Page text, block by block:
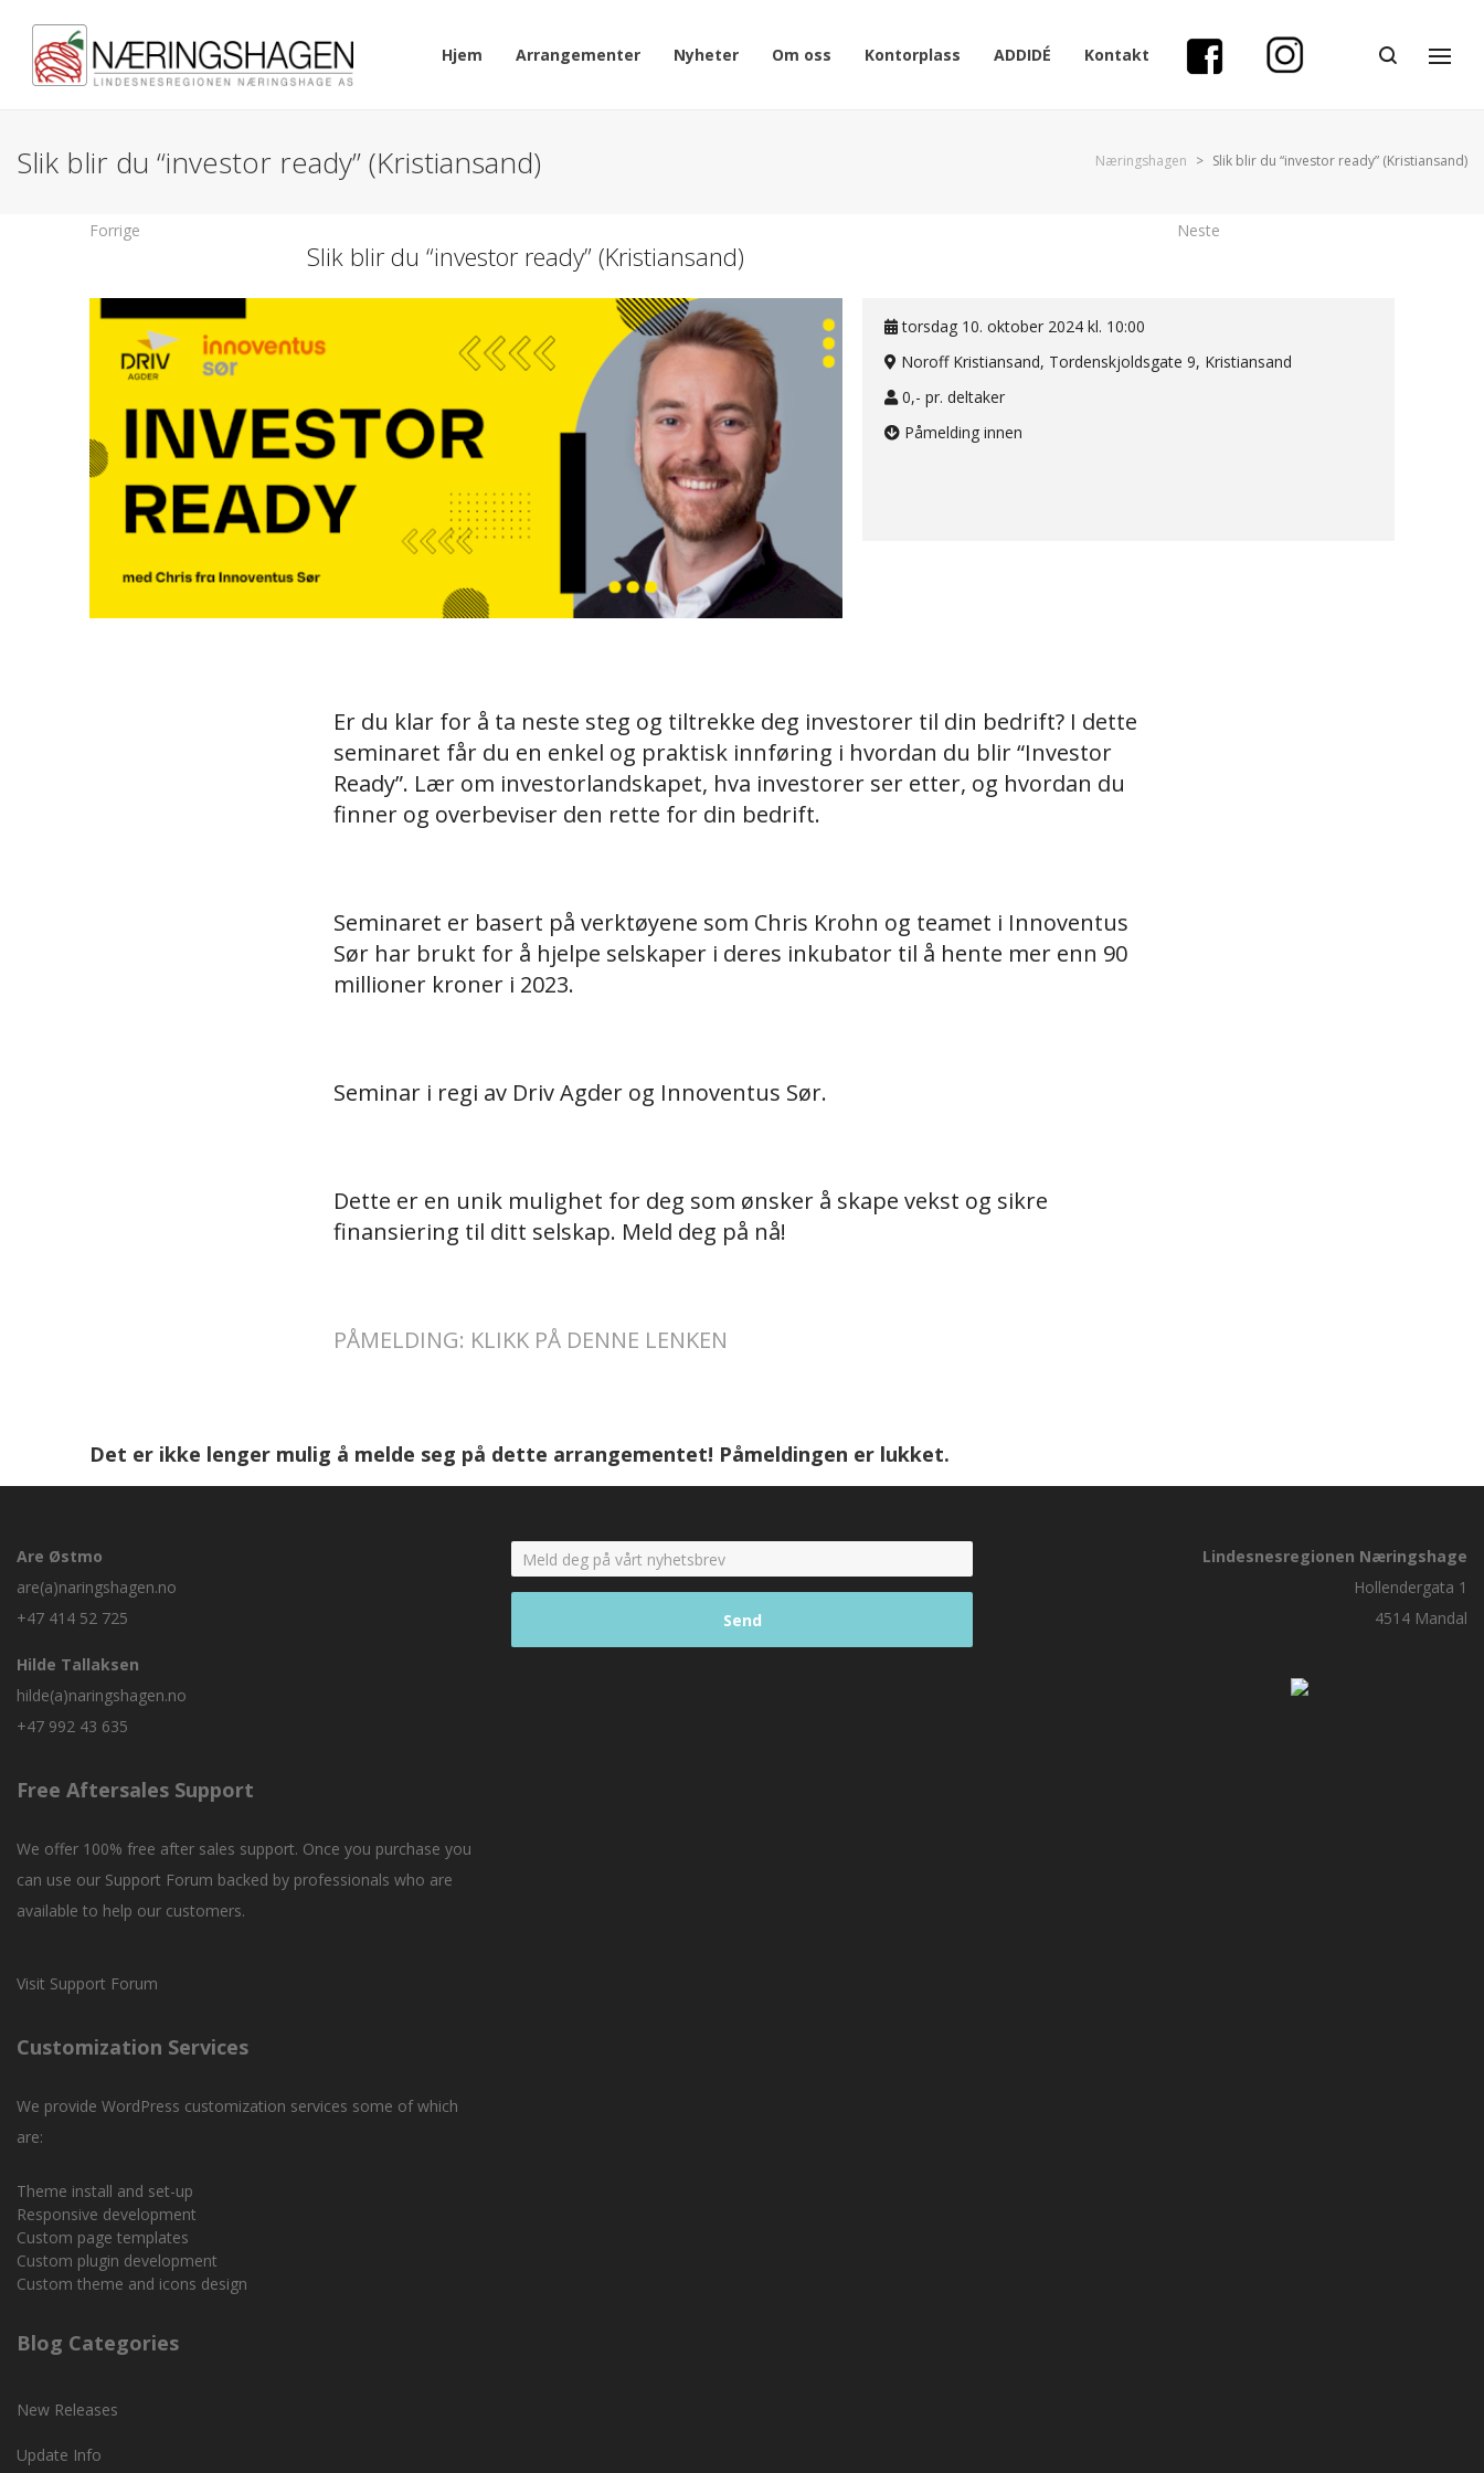
Hjem Arrangementer Nyheter Om oss Kontorplass ADDIDÉ Kontakt
Slik blir du “investor ready” (Kristiansand) Næringshagen > Slik blir du “investor ready” (Kristiansand)
Forrige
Slik blir du “investor ready” (Kristiansand)
Neste
torsdag 10. oktober 2024 kl. 10:00
Noroff Kristiansand, Tordenskjoldsgate 9, Kristiansand
0,- pr. deltaker
Påmelding innen
Er du klar for å ta neste steg og tiltrekke deg investorer til din bedrift? I dette
seminaret får du en enkel og praktisk innføring i hvordan du blir “Investor
Ready”. Lær om investorlandskapet, hva investorer ser etter, og hvordan du
finner og overbeviser den rette for din bedrift.
Seminaret er basert på verktøyene som Chris Krohn og teamet i Innoventus
Sør har brukt for å hjelpe selskaper i deres inkubator til å hente mer enn 90
millioner kroner i 2023.
Seminar i regi av Driv Agder og Innoventus Sør.
Dette er en unik mulighet for deg som ønsker å skape vekst og sikre
finansiering til ditt selskap. Meld deg på nå!
PÅMELDING: KLIKK PÅ DENNE LENKEN
Det er ikke lenger mulig å melde seg på dette arrangementet! Påmeldingen er lukket.
Are Østmo
are(a)naringshagen.no
+47 414 52 725
Hilde Tallaksen
hilde(a)naringshagen.no
+47 992 43 635
Free Aftersales Support
We offer 100% free after sales support. Once you purchase you
can use our Support Forum backed by professionals who are
available to help our customers.
Visit Support Forum
Customization Services
We provide WordPress customization services some of which
are:
Theme install and set-up
Responsive development
Custom page templates
Custom plugin development
Custom theme and icons design
Blog Categories
New Releases
Update Info
Lindesnesregionen Næringshage
Hollendergata 1
4514 Mandal